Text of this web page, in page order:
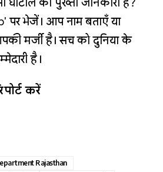
पर भेजें। आप नाम बताएँ या
मर्जी है। सच को दुनिया के
है।
करें
Rajasthan